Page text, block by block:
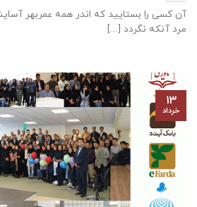
آن کسی را بستایید که اندر همه عمربهر
مرد آنکه نگردد [...]
۱۳
خرداد